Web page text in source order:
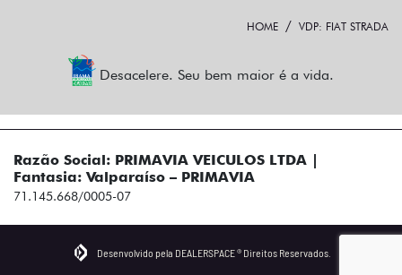
HOME VDP: FIAT STRADA
Desacelere. Seu bem maior é a vida.
Razão Social: PRIMAVIA VEICULOS LTDA |
Fantasia: Valparaíso – PRIMAVIA
71.145.668/0005-07
Desenvolvido pela DEALERSPACE ® Direitos Reservados.